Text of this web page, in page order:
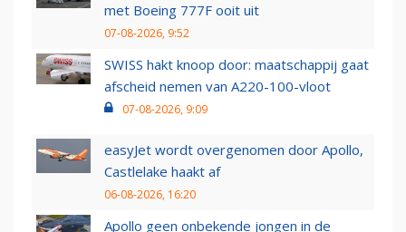
met Boeing 777F ooit uit
07-08-2026, 9:52
SWISS hakt knoop door: maatschappij gaat
afscheid nemen van A220-100-vloot
07-08-2026, 9:09
easyJet wordt overgenomen door Apollo,
Castlelake haakt af
06-08-2026, 16:20
Apollo geen onbekende jongen in de